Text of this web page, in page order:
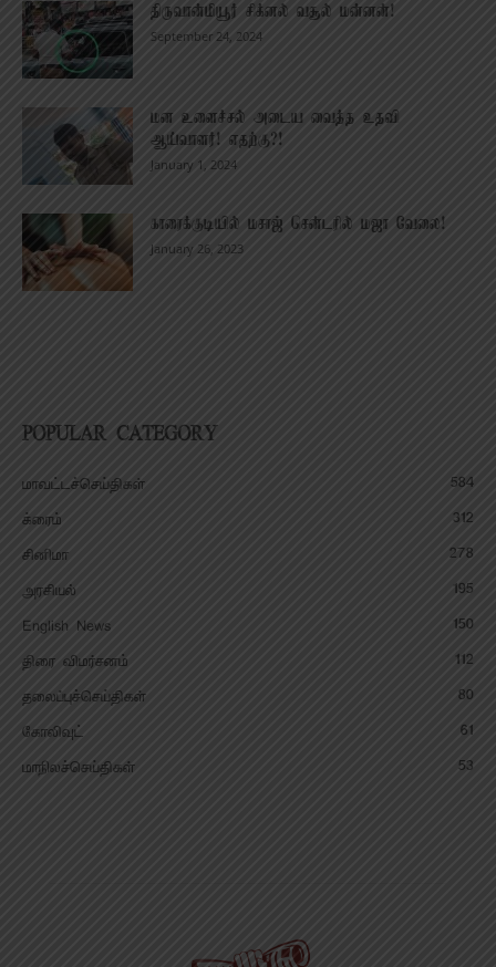
திருவான்மியூர் சிக்னல் வசூல் மன்னன்!
September 24, 2024
மன உளைச்சல் அடைய வைத்த உதவி
ஆய்வாளர்! எதற்கு?!
January 1, 2024
காரைக்குடியில் மசாஜ் சென்டரில் மஜா வேலை!
January 26, 2023
POPULAR CATEGORY
மாவட்டச்செய்திகள்
584
க்ரைம்
312
சினிமா
278
அரசியல்
195
English News
150
திரை விமர்சனம்
112
தலைப்புச்செய்திகள்
80
கோலிவுட்
61
மாநிலச்செய்திகள்
53